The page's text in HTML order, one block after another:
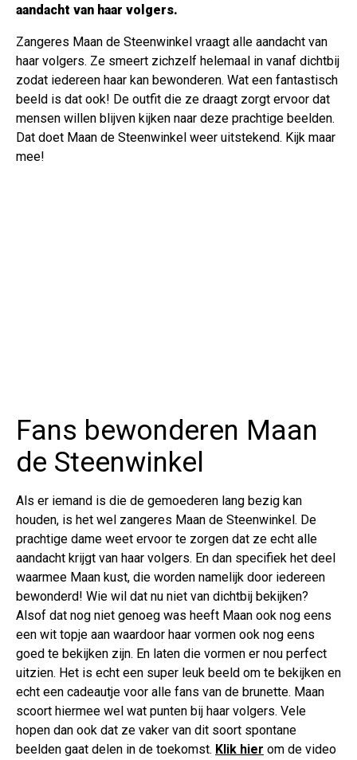
aandacht van haar volgers.
Zangeres Maan de Steenwinkel vraagt alle aandacht van
haar volgers. Ze smeert zichzelf helemaal in vanaf dichtbij
zodat iedereen haar kan bewonderen. Wat een fantastisch
beeld is dat ook! De outfit die ze draagt zorgt ervoor dat
mensen willen blijven kijken naar deze prachtige beelden.
Dat doet Maan de Steenwinkel weer uitstekend. Kijk maar
mee!
Fans bewonderen Maan
de Steenwinkel
Als er iemand is die de gemoederen lang bezig kan
houden, is het wel zangeres Maan de Steenwinkel. De
prachtige dame weet ervoor te zorgen dat ze echt alle
aandacht krijgt van haar volgers. En dan specifiek het deel
waarmee Maan kust, die worden namelijk door iedereen
bewonderd! Wie wil dat nu niet van dichtbij bekijken?
Alsof dat nog niet genoeg was heeft Maan ook nog eens
een wit topje aan waardoor haar vormen ook nog eens
goed te bekijken zijn. En laten die vormen er nou perfect
uitzien. Het is echt een super leuk beeld om te bekijken en
echt een cadeautje voor alle fans van de brunette. Maan
scoort hiermee wel wat punten bij haar volgers. Vele
hopen dan ook dat ze vaker van dit soort spontane
beelden gaat delen in de toekomst. Klik hier om de video